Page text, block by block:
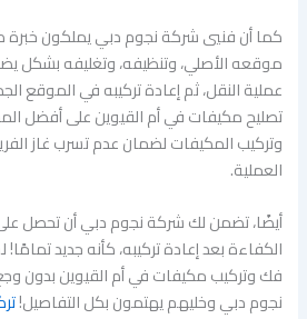
كما أن فنيي شركة نجوم دبي يملكون
موقعه الأصلي، وتنظيفه، وتغليفه بشكل
عملية النقل، ثم إعادة تركيبه في الموقع
تصليح مكيفات في أم القيوين على أفضل
وتركيب المكيفات لضمان عدم تسرب غاز
العملية.
أيضًا، تضمن لك شركة نجوم دبي أن تحصل
الكفاءة بعد إعادة تركيبه، كأنه جديد
فك وتركيب مكيفات في أم القيوين بدون
نجوم دبي وخليهم يهتمون بكل التفاصيل!